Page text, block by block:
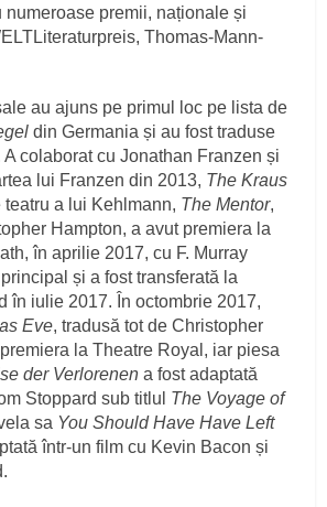
numeroase premii, naționale și
Thomas-Mann-
au ajuns pe primul loc pe lista de
din Germania și au fost traduse
colaborat cu Jonathan Franzen și
lui Franzen din 2013, The Kraus
teatru a lui Kehlmann, The Mentor,
Hampton, a avut premiera la
în aprilie 2017, cu F. Murray
și a fost transferată la
în iulie 2017. În octombrie 2017,
Eve, tradusă tot de Christopher
la Theatre Royal, iar piesa
der Verlorenen a fost adaptată
Stoppard sub titlul The Voyage of
sa You Should Have Have Left
într-un film cu Kevin Bacon și